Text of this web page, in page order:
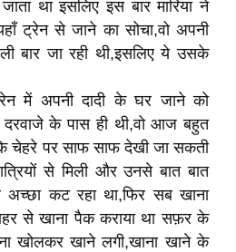
था इसलिए इस बार मारिया ने
ट्रेन से जाने का सोचा,वो अपनी
बार जा रही थी,इसलिए ये उसके
में अपनी दादी के घर जाने को
के पास ही थी,वो आज बहुत
पर साफ साफ देखी जा सकती
से मिली और उनसे बात बात
कट रहा था,फिर सब खाना
से खाना पैक कराया था सफ़र के
खोलकर खाने लगी,खाना खाने के